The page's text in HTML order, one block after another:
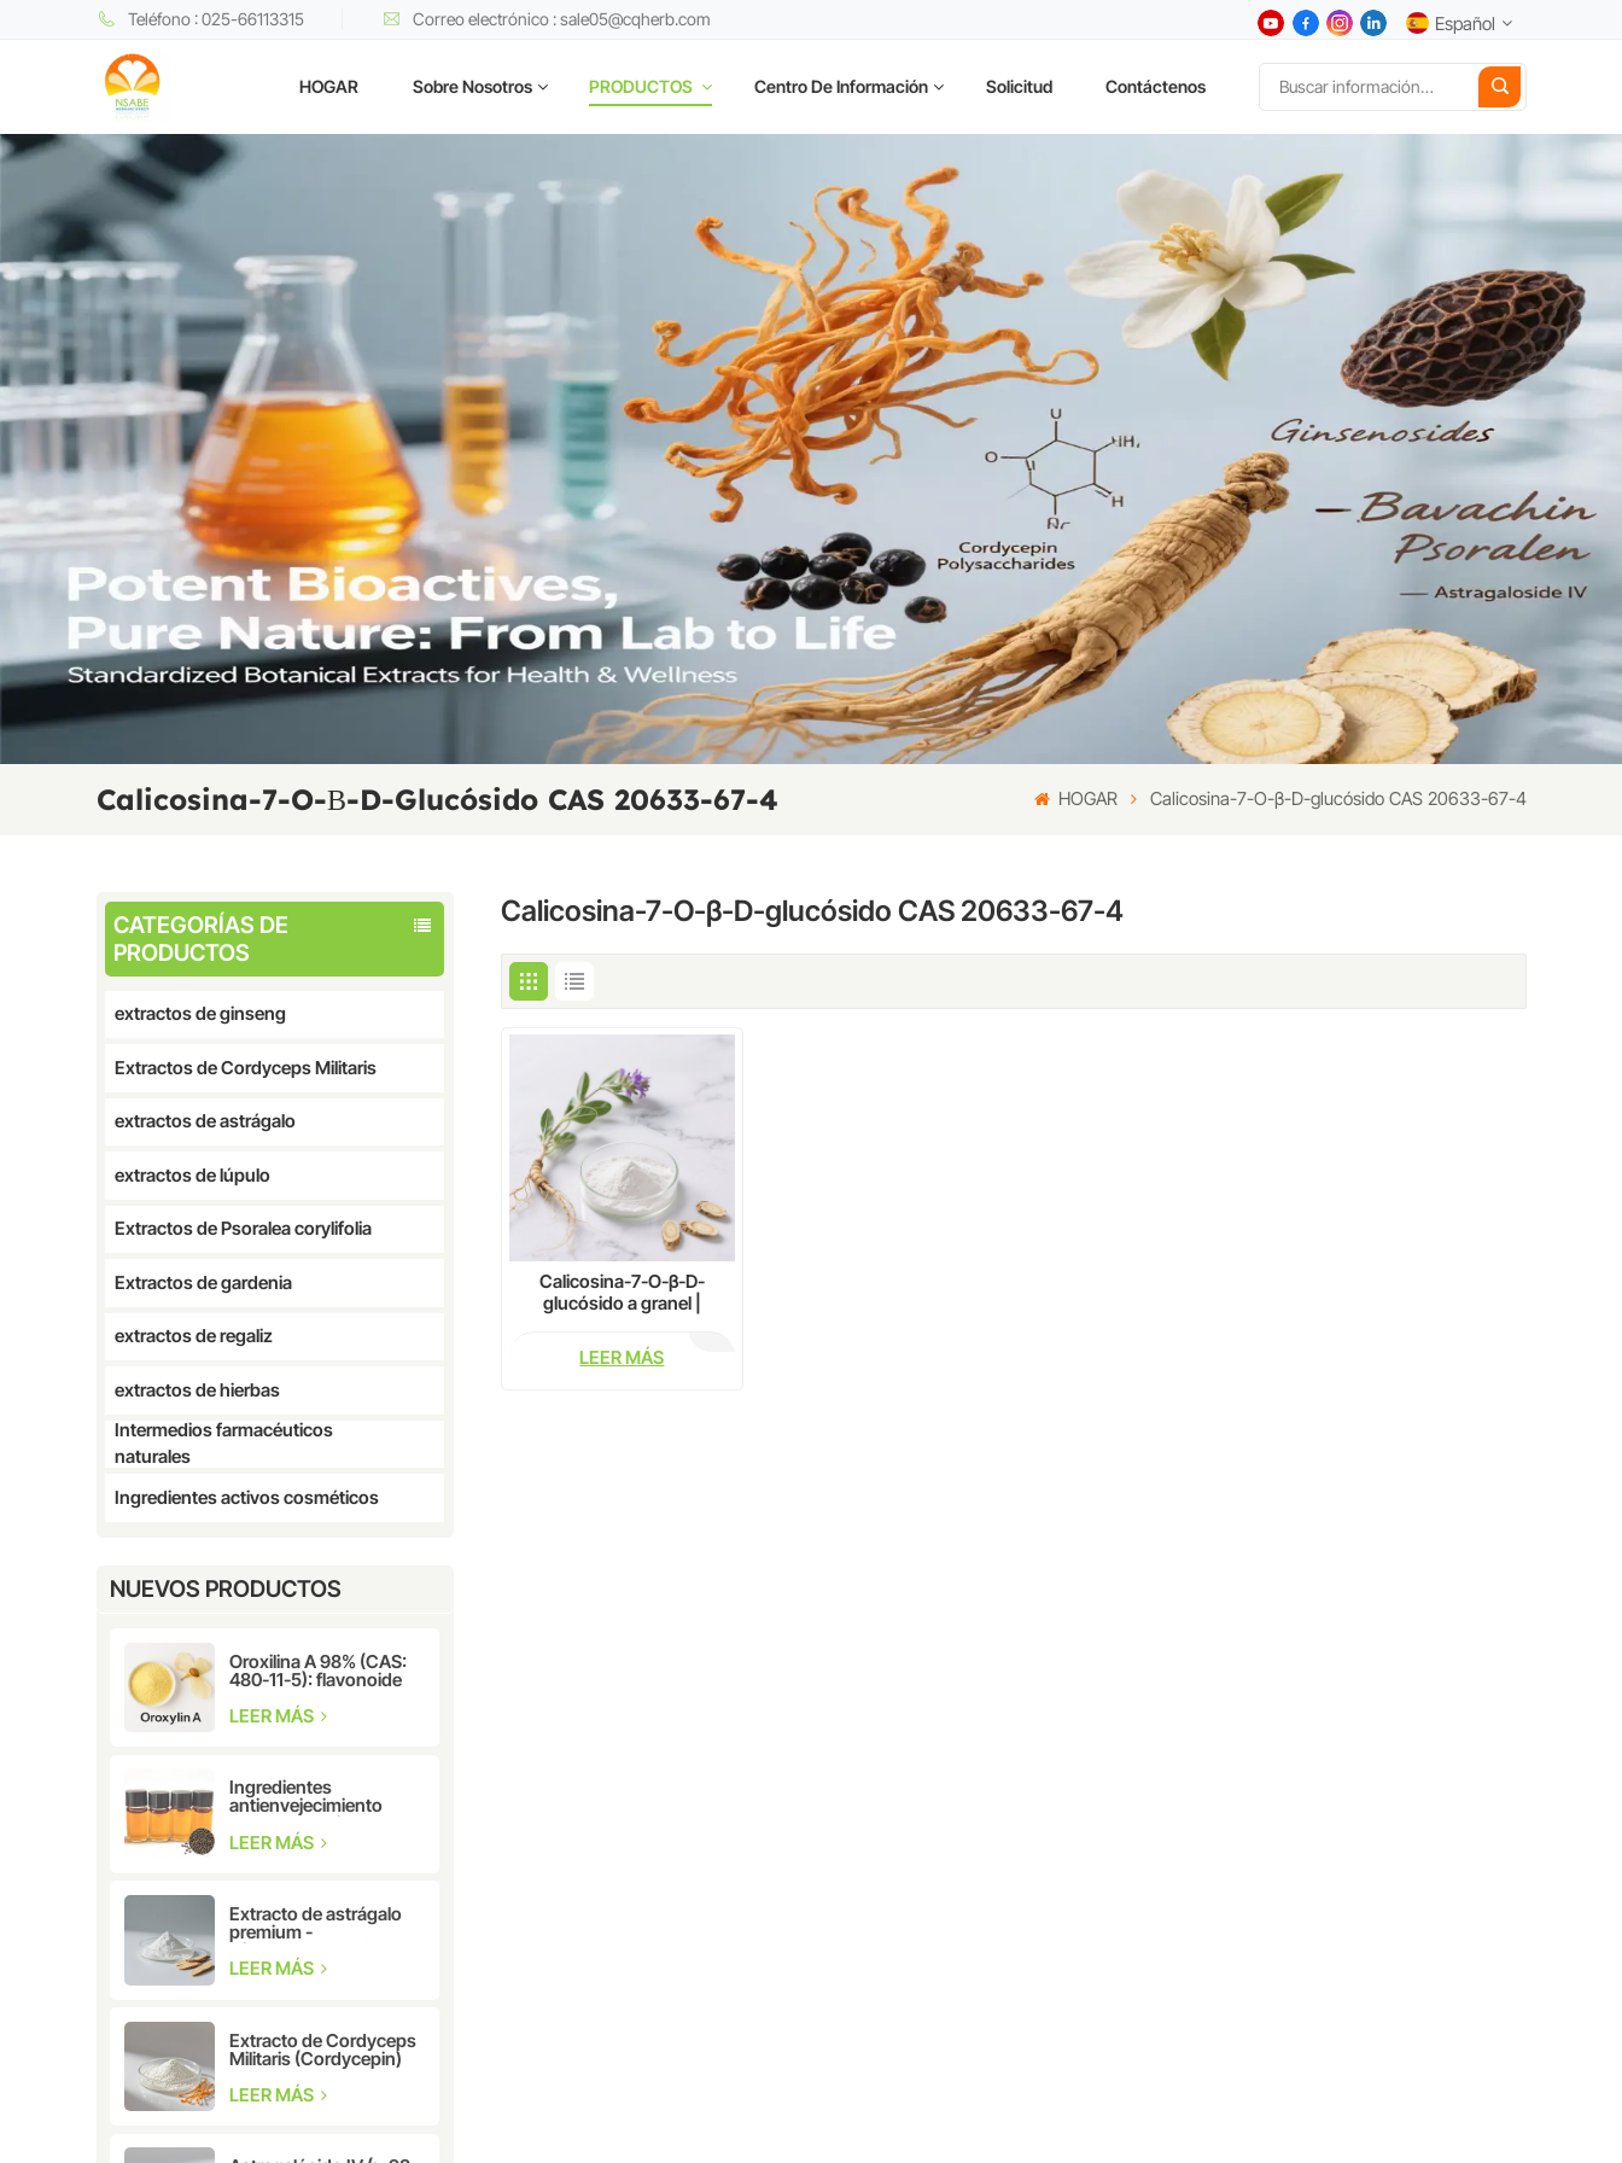
Teléfono : 025-66113315 Correo electrónico : sale05@cqherb.com Español
Español
日本語
한국어
HOGAR Sobre Nosotros PRODUCTOS Centro De Información Solicitud Contáctenos
Calicosina-7-O-Β-D-Glucósido CAS 20633-67-4 HOGAR Calicosina-7-O-β-D-glucósido CAS 20633-67-4
CATEGORÍAS DE
PRODUCTOS
extractos de ginseng
Extractos de Cordyceps Militaris
extractos de astrágalo
extractos de lúpulo
Extractos de Psoralea corylifolia
Extractos de gardenia
extractos de regaliz
extractos de hierbas
Intermedios farmacéuticos
naturales
Ingredientes activos cosméticos
NUEVOS PRODUCTOS
Oroxilina A 98% (CAS:
480-11-5): flavonoide
investigación
LEER MÁS
Ingredientes
antienvejecimiento
Extracto de hierbas
CAS: 10309-37-2
LEER MÁS
Extracto de astrágalo
premium -
Cicloastragenol CAS:
78574-94-4
LEER MÁS
Extracto de Cordyceps
Militaris (Cordycepin)
LEER MÁS
Calicosina-7-O-β-D-glucósido CAS 20633-67-4
Calicosina-7-O-β-D-
glucósido a granel |
LEER MÁS